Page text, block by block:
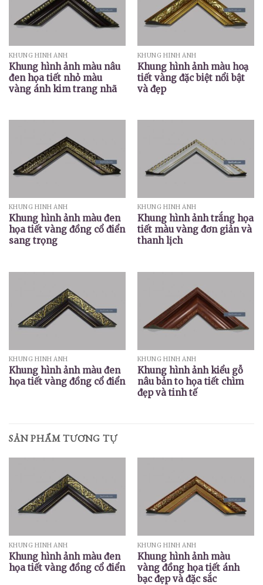
KHUNG HÌNH ẢNH
Khung hình ảnh màu nâu
đen họa tiết nhỏ màu
vàng ánh kim trang nhã
KHUNG HÌNH ẢNH
Khung hình ảnh màu hoạ
tiết vàng đặc biệt nổi bật
và đẹp
KHUNG HÌNH ẢNH
Khung hình ảnh màu đen
họa tiết vàng đồng cổ điển
sang trọng
KHUNG HÌNH ẢNH
Khung hình ảnh trắng họa
tiết màu vàng đơn giản và
thanh lịch
KHUNG HÌNH ẢNH
Khung hình ảnh màu đen
họa tiết vàng đồng cổ điển
KHUNG HÌNH ẢNH
Khung hình ảnh kiểu gỗ
nâu bản to họa tiết chìm
đẹp và tinh tế
SẢN PHẨM TƯƠNG TỰ
KHUNG HÌNH ẢNH
Khung hình ảnh màu đen
họa tiết vàng đồng cổ điển
KHUNG HÌNH ẢNH
Khung hình ảnh màu
vàng đồng họa tiết ánh
bạc đẹp và đặc sắc